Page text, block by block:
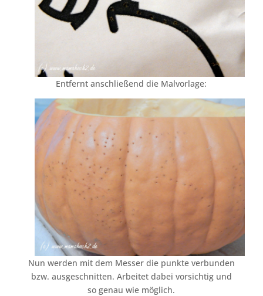
Entfernt anschließend die Malvorlage:
Nun werden mit dem Messer die punkte verbunden
bzw. ausgeschnitten. Arbeitet dabei vorsichtig und
so genau wie möglich.